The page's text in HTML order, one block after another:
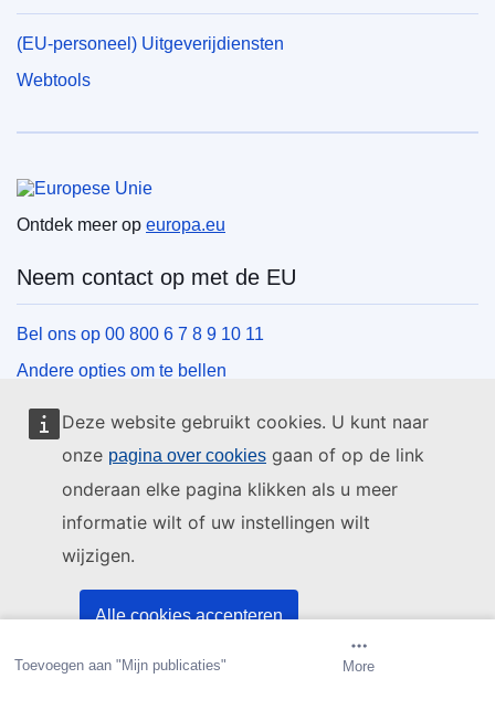
Deze website gebruikt cookies. U kunt naar
onze pagina over cookies gaan of op de link
onderaan elke pagina klikken als u meer
informatie wilt of uw instellingen wilt
wijzigen.
Alle cookies accepteren
Alleen essentiële cookies accepteren
Toevoegen aan "Mijn publicaties"
Automatische kennisgeving
More
(EU-personeel) Uitgeverijdiensten
Webtools
Ontdek meer op europa.eu
Neem contact op met de EU
Bel ons op 00 800 6 7 8 9 10 11
Andere opties om te bellen
Schrijf ons via het contactformulier
Ontmoet ons in een van de EU-centra
Zoeken naar sociale-mediakanalen van de EU
EU-instellingen en -organen
Zoeken naar EU-instellingen en -organen